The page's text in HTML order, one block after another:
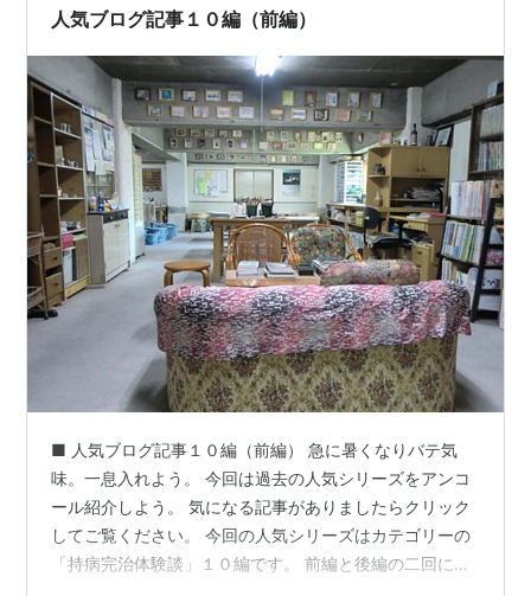
シ。 でも唾を飲み込むと痛い。 普通の風邪。 きっとそ
人気ブログ記事１０編（前編）
■ 人気ブログ記事１０編（前編） 急に暑くなりバテ気
味。一息入れよう。 今回は過去の人気シリーズをアンコ
ール紹介しよう。 気になる記事がありましたらクリック
してご覧ください。 今回の人気シリーズはカテゴリーの
「持病完治体験談」１０編です。 前編と後編の二回に分